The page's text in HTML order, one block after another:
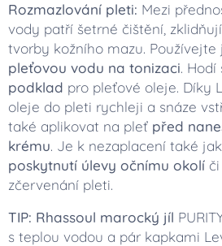
Rozmazlování pleti: Mezi
vody patří šetrné čištění,
tvorby kožního mazu.
pleťovou vodu na tonizaci. Hodí
podklad pro pleťové oleje. Díky
oleje do pleti rychleji a snáze
také aplikovat na pleť před
krému. Je k nezaplacení také
poskytnutí úlevy očnímu okolí
zčervenání pleti.
TIP: Rhassoul marocký jíl
s teplou vodou a pár kapkami